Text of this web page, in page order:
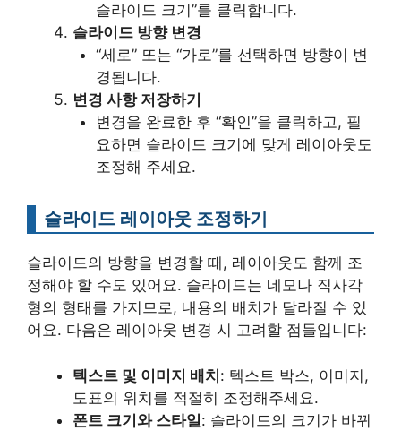
슬라이드 크기”를 클릭합니다.
슬라이드 방향 변경
“세로” 또는 “가로”를 선택하면 방향이 변
경됩니다.
변경 사항 저장하기
변경을 완료한 후 “확인”을 클릭하고, 필
요하면 슬라이드 크기에 맞게 레이아웃도
조정해 주세요.
슬라이드 레이아웃 조정하기
슬라이드의 방향을 변경할 때, 레이아웃도 함께 조
정해야 할 수도 있어요. 슬라이드는 네모나 직사각
형의 형태를 가지므로, 내용의 배치가 달라질 수 있
어요. 다음은 레이아웃 변경 시 고려할 점들입니다:
텍스트 및 이미지 배치: 텍스트 박스, 이미지,
도표의 위치를 적절히 조정해주세요.
폰트 크기와 스타일: 슬라이드의 크기가 바뀌